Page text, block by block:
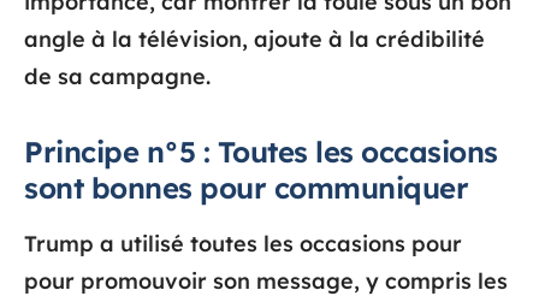
angle à la télévision, ajoute à la crédibilité
de sa campagne.
Principe n°5 : Toutes les occasions
sont bonnes pour communiquer
Trump a utilisé toutes les occasions pour
pour promouvoir son message, y compris les